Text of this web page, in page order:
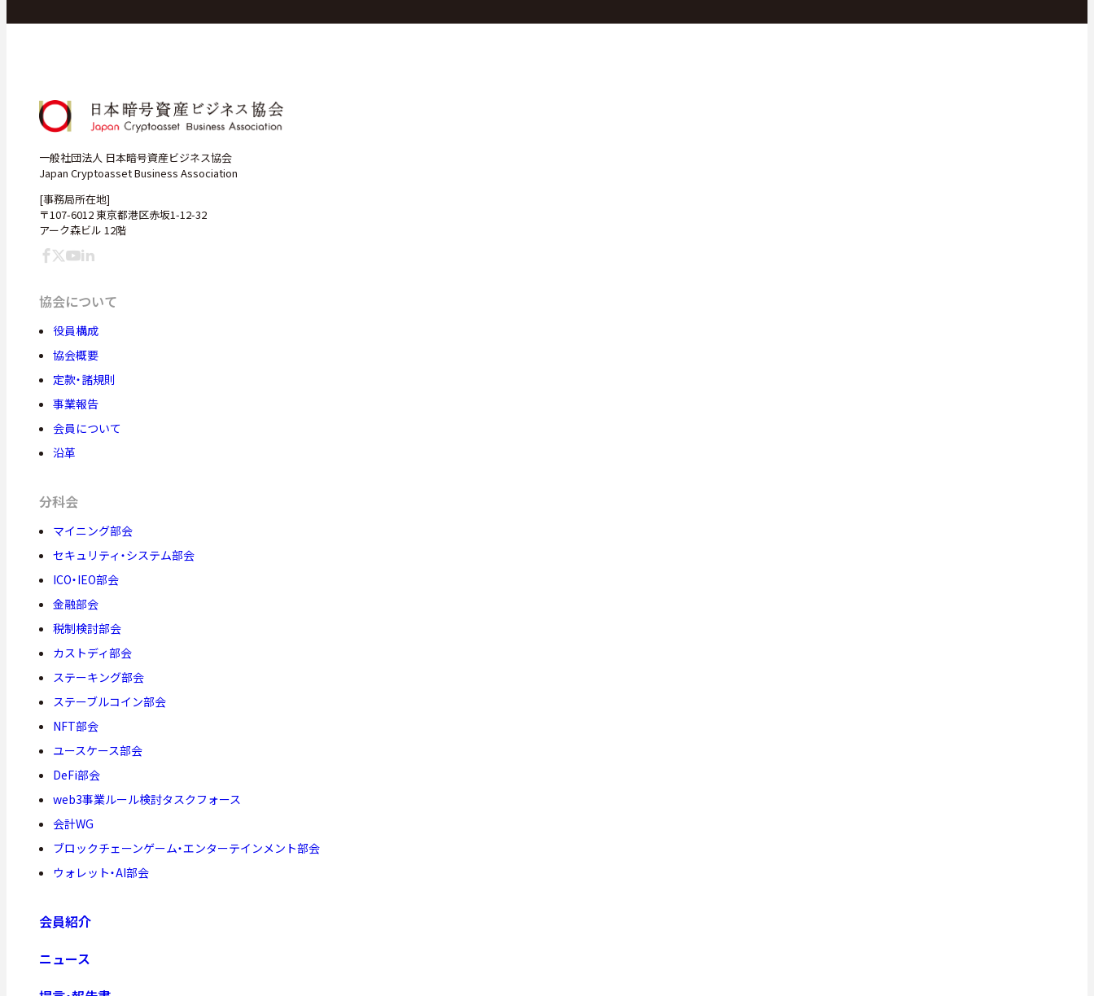
一般社団法人 日本暗号資産ビジネス協会
Japan Cryptoasset Business Association
[事務局所在地]
〒107-6012 東京都港区赤坂1-12-32
アーク森ビル 12階
協会について
役員構成
協会概要
定款・諸規則
事業報告
会員について
沿革
分科会
マイニング部会
セキュリティ・システム部会
ICO・IEO部会
金融部会
税制検討部会
カストディ部会
ステーキング部会
ステーブルコイン部会
NFT部会
ユースケース部会
DeFi部会
web3事業ルール検討タスクフォース
会計WG
ブロックチェーンゲーム・エンターテインメント部会
ウォレット・AI部会
会員紹介
ニュース